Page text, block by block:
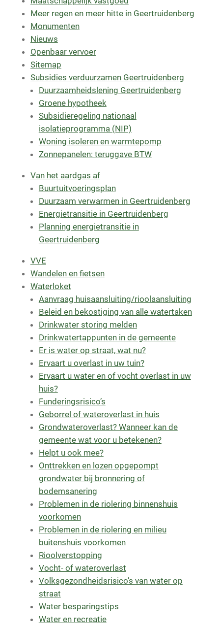
Meer regen en meer hitte in Geertruidenberg
Monumenten
Nieuws
Openbaar vervoer
Sitemap
Subsidies verduurzamen Geertruidenberg
Duurzaamheidslening Geertruidenberg
Groene hypotheek
Subsidieregeling nationaal
isolatieprogramma (NIP)
Woning isoleren en warmtepomp
Zonnepanelen: teruggave BTW
Van het aardgas af
Buurtuitvoeringsplan
Duurzaam verwarmen in Geertruidenberg
Energietransitie in Geertruidenberg
Planning energietransitie in
Geertruidenberg
VVE
Wandelen en fietsen
Waterloket
Aanvraag huisaansluiting/rioolaansluiting
Beleid en bekostiging van alle watertaken
Drinkwater storing melden
Drinkwatertappunten in de gemeente
Er is water op straat, wat nu?
Ervaart u overlast in uw tuin?
Ervaart u water en of vocht overlast in uw
huis?
Funderingsrisico’s
Geborrel of wateroverlast in huis
Grondwateroverlast? Wanneer kan de
gemeente wat voor u betekenen?
Helpt u ook mee?
Onttrekken en lozen opgepompt
grondwater bij bronnering of
bodemsanering
Problemen in de riolering binnenshuis
voorkomen
Problemen in de riolering en milieu
buitenshuis voorkomen
Rioolverstopping
Vocht- of wateroverlast
Volksgezondheidsrisico’s van water op
straat
Water besparingstips
Water en recreatie